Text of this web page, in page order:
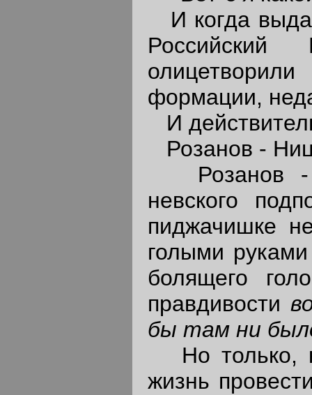
И когда
формации,
И
Розанов -
Розанов -
невского
пиджачишке
голыми
болящего
правдивости
бы там ни
Но только,
жизнь